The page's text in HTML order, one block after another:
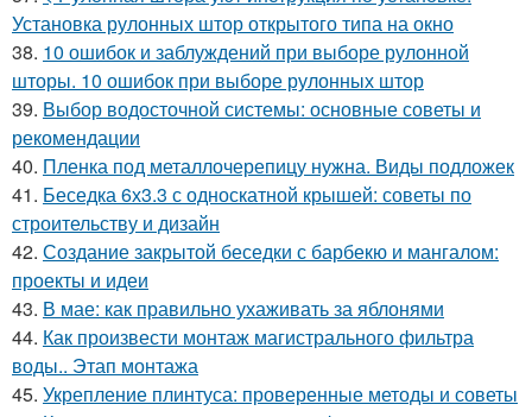
Установка рулонных штор открытого типа на окно
38. 10 ошибок и заблуждений при выборе рулонной
шторы. 10 ошибок при выборе рулонных штор
39. Выбор водосточной системы: основные советы и
рекомендации
40. Пленка под металлочерепицу нужна. Виды подложек
41. Беседка 6х3.3 с односкатной крышей: советы по
строительству и дизайн
42. Создание закрытой беседки с барбекю и мангалом:
проекты и идеи
43. В мае: как правильно ухаживать за яблонями
44. Как произвести монтаж магистрального фильтра
воды.. Этап монтажа
45. Укрепление плинтуса: проверенные методы и советы